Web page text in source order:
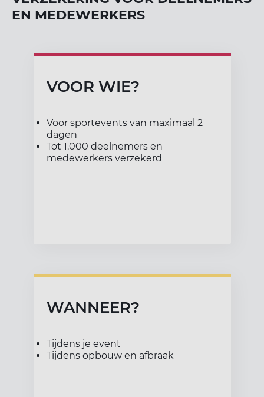
voor iedereen
EN MEDEWERKERS
VOOR WIE?
Voor sportevents van maximaal 2
dagen
Tot 1.000 deelnemers en
medewerkers verzekerd
WANNEER?
Tijdens je event
Tijdens opbouw en afbraak